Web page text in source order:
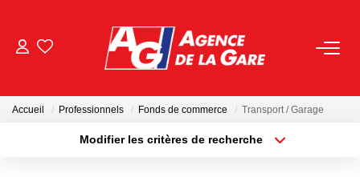
Accueil Professionnels Fonds de commerce Transport / Garage
Modifier les critères de recherche